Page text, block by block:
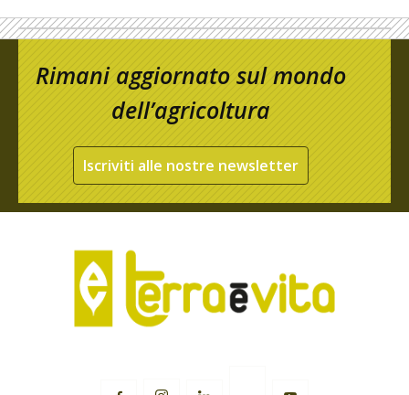
Rimani aggiornato sul mondo
dell’agricoltura
Iscriviti alle nostre newsletter